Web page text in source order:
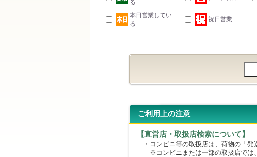
る
本日営業してい
る
祝日営業
ご利用上の注意
【直営店・取扱店検索について】
・コンビニ等の取扱店は、荷物の「発
※コンビニまたは一部の取扱店では、